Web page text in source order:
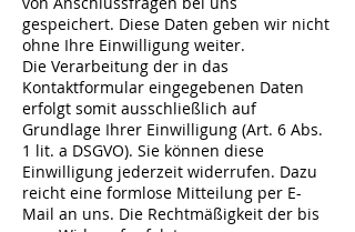
gespeichert. Diese Daten geben wir nicht
ohne Ihre Einwilligung weiter.
Die Verarbeitung der in das
Kontaktformular eingegebenen Daten
erfolgt somit ausschließlich auf
Grundlage Ihrer Einwilligung (Art. 6 Abs.
1 lit. a DSGVO). Sie können diese
Einwilligung jederzeit widerrufen. Dazu
reicht eine formlose Mitteilung per E-
Mail an uns. Die Rechtmäßigkeit der bis